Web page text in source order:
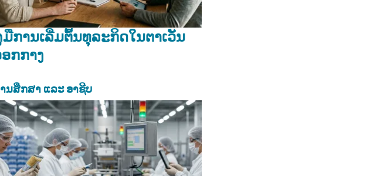
ການເລີ່ມຕົ້ນທຸລະກິດໃນຕາເວັນ
ກກາງ
ນສຶກສາ ແລະ ອາຊີບ